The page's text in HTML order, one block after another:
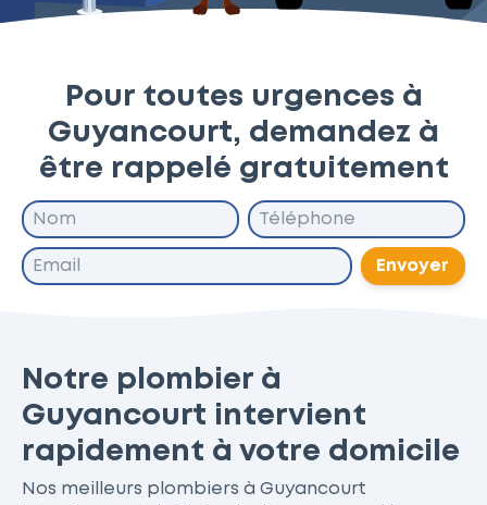
Pour toutes urgences à
Guyancourt, demandez à
être rappelé gratuitement
Envoyer
Notre plombier à
Guyancourt intervient
rapidement à votre domicile
Nos meilleurs plombiers à Guyancourt